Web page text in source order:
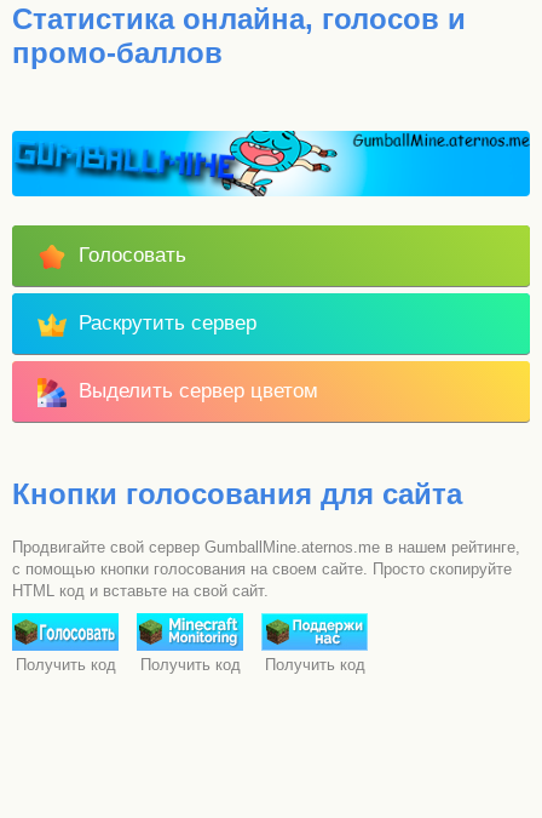
Статистика онлайна, голосов и
промо-баллов
Голосовать
Раскрутить сервер
Выделить сервер цветом
Кнопки голосования для сайта
Продвигайте свой сервер GumballMine.aternos.me в нашем рейтинге,
с помощью кнопки голосования на своем сайте. Просто скопируйте
HTML код и вставьте на свой сайт.
Получить код Получить код Получить код